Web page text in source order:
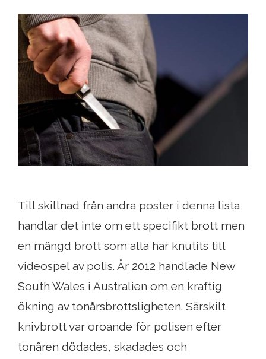
Till skillnad från andra poster i denna lista
handlar det inte om ett specifikt brott men
en mängd brott som alla har knutits till
videospel av polis. År 2012 handlade New
South Wales i Australien om en kraftig
ökning av tonårsbrottsligheten. Särskilt
knivbrott var oroande för polisen efter
tonåren dödades, skadades och